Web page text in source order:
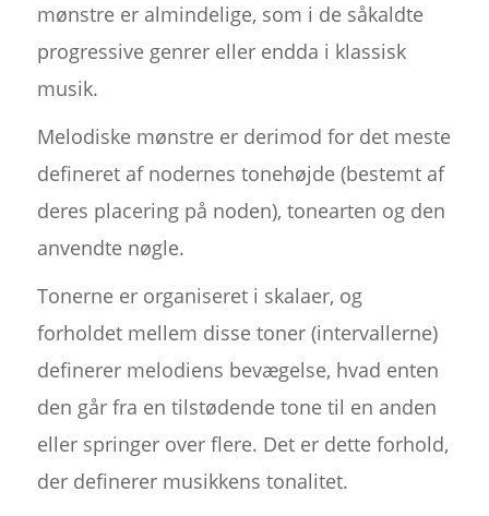
mønstre er almindelige, som i de såkaldte
progressive genrer eller endda i klassisk
musik.
Melodiske mønstre er derimod for det meste
defineret af nodernes tonehøjde (bestemt af
deres placering på noden), tonearten og den
anvendte nøgle.
Tonerne er organiseret i skalaer, og
forholdet mellem disse toner (intervallerne)
definerer melodiens bevægelse, hvad enten
den går fra en tilstødende tone til en anden
eller springer over flere. Det er dette forhold,
der definerer musikkens tonalitet.